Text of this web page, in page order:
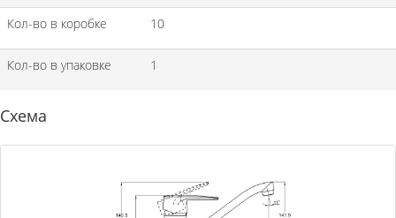
Кол-во в коробке 10
Кол-во в упаковке 1
Схема